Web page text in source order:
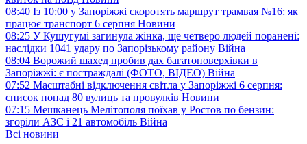
08:40 Із 10:00 у Запоріжжі скоротять маршрут трамвая №16: як
працює транспорт 6 серпня Новини
08:25 У Кушугумі загинула жінка, ще четверо людей поранені:
наслідки 1041 удару по Запорізькому району Війна
08:04 Ворожий шахед пробив дах багатоповерхівки в
Запоріжжі: є постраждалі (ФОТО, ВІДЕО) Війна
07:52 Масштабні відключення світла у Запоріжжі 6 серпня:
список понад 80 вулиць та провулків Новини
07:15 Мешканець Мелітополя поїхав у Ростов по бензин:
згоріли АЗС і 21 автомобіль Війна
Всі новини